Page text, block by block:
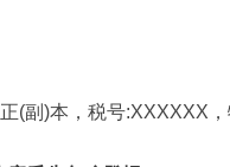
(副)本，税号:XXXXXX，